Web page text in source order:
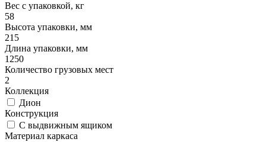
Вес с упаковкой, кг
58
Высота упаковки, мм
215
Длина упаковки, мм
1250
Количество грузовых мест
2
Коллекция
Дион
Конструкция
С выдвижным ящиком
Материал каркаса